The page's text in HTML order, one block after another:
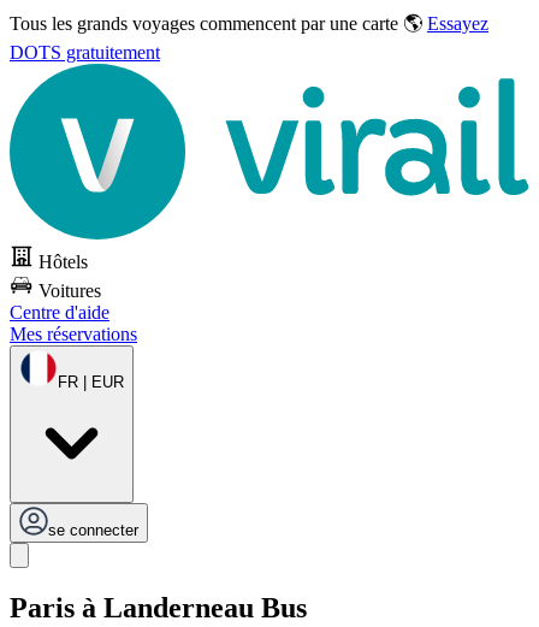
Tous les grands voyages commencent par une carte 🌎 Essayez
DOTS gratuitement
Hôtels
Voitures
Centre d'aide
Mes réservations
FR | EUR
se connecter
Paris à Landerneau Bus